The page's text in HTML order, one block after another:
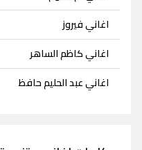
اغاني فيروز
اغاني كاظم الساهر
اغاني عبد الحليم حافظ